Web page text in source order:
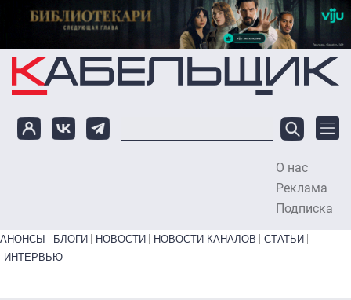
Перейти к основному содержанию
О нас
Реклама
Подписка
Primary links bottom
АНОНСЫ БЛОГИ НОВОСТИ НОВОСТИ КАНАЛОВ
СТАТЬИ
ИНТЕРВЬЮ